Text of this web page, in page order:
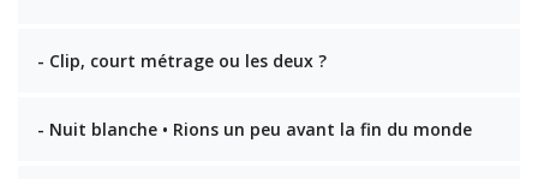
- Clip, court métrage ou les deux ?
- Nuit blanche • Rions un peu avant la fin du monde